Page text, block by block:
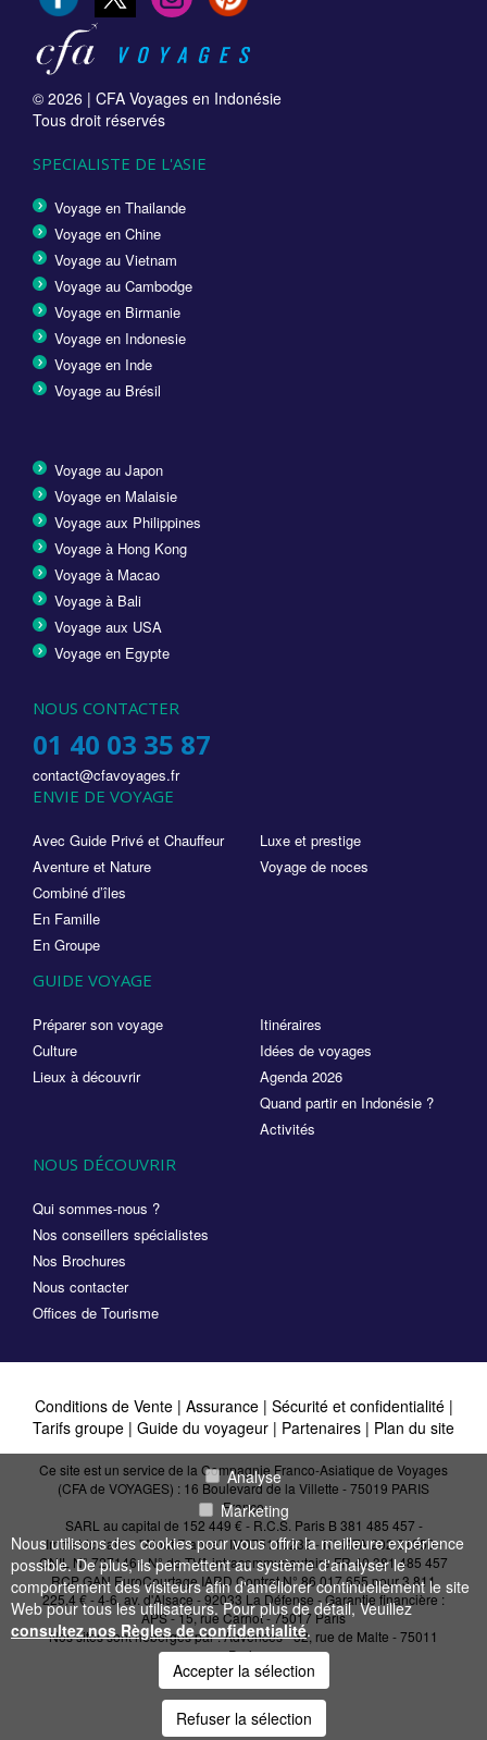
© 2026 | CFA Voyages en Indonésie
Tous droit réservés
SPECIALISTE DE L'ASIE
Voyage en Thailande
Voyage en Chine
Voyage au Vietnam
Voyage au Cambodge
Voyage en Birmanie
Voyage en Indonesie
Voyage en Inde
Voyage au Brésil
Voyage au Japon
Voyage en Malaisie
Voyage aux Philippines
Voyage à Hong Kong
Voyage à Macao
Voyage à Bali
Voyage aux USA
Voyage en Egypte
NOUS CONTACTER
01 40 03 35 87
contact@cfavoyages.fr
ENVIE DE VOYAGE
Avec Guide Privé et Chauffeur
Aventure et Nature
Combiné d’îles
En Famille
En Groupe
Luxe et prestige
Voyage de noces
GUIDE VOYAGE
Préparer son voyage
Culture
Lieux à découvrir
Itinéraires
Idées de voyages
Agenda 2026
Quand partir en Indonésie ?
Activités
NOUS DÉCOUVRIR
Qui sommes-nous ?
Nos conseillers spécialistes
Nos Brochures
Nous contacter
Offices de Tourisme
Conditions de Vente| Assurance | Sécurité et confidentialité|
Tarifs groupe | Guide du voyageur | Partenaires | Plan du site
Ce site est un service de la Compagnie Franco-Asiatique de Voyages
(CFA de VOYAGES) : 16 Boulevard de la Villette - 75019 PARIS
France
SARL au capital de 152 449 € - R.C.S. Paris B 381 485 457 -
Immatriculation "Atout France": IM075110232 - N° IATA 202 21950 -
CNIL N° 727146 - N° de TVA intracommunautaire FR 40 381 485 457
RCP GAN EuroCourtage IARD Contrat N° 86.017.655 pour 3 811
225,4 € - 4-6, av. d'Alsace - 92033 La Défense - Garantie financière :
APS - 15, rue Carnot - 75017 Paris
Nos sites sont hébergés par :Advences - 52, rue de Malte - 75011
Paris
Analyse
Marketing
Nous utilisons des cookies pour vous offrir la meilleure expérience
possible. De plus, ils permettent au système d'analyser le
comportement des visiteurs afin d'améliorer continuellement le site
Web pour tous les utilisateurs. Pour plus de détail, Veuillez
consultez nos Règles de confidentialité.
Accepter la sélection
Refuser la sélection